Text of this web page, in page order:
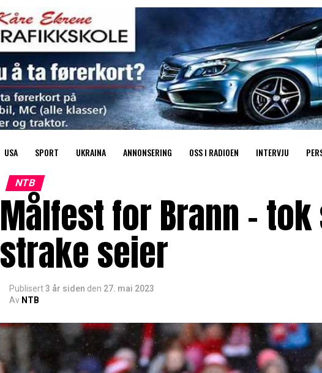
USA SPORT UKRAINA ANNONSERING OSS I RADIOEN INTERVJU
NTB
Målfest for Brann –
strake seier
Publisert3 år siden den 27. mai 2023
Av NTB